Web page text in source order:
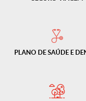
PLANO DESAÚDE E